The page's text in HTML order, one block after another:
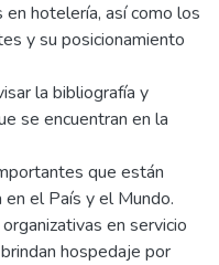
hotelería, así como los
y su posicionamiento
la bibliografía y
se encuentran en la
que están
el País y el Mundo.
en servicio
hospedaje por